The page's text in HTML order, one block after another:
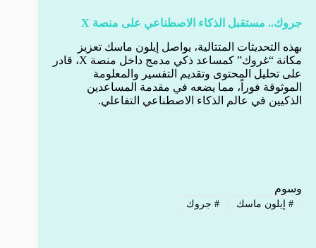
جروك.. مستقبل الذكاء الاصطناعي على منصة X
بهذه التحديثات المتتالية، يواصل إيلون ماسك تعزيز
مكانة “غروك” كمساعد ذكي مدمج داخل منصة X، قادر
على تحليل المحتوى وتقديم التفسير والمعلومة
الموثوقة فوراً، مما يضعه في مقدمة المساعدين
الذكيين في عالم الذكاء الاصطناعي التفاعلي.
وسوم
#إيلون ماسك #جروك